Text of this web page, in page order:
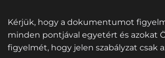
Kérjük, hogy a dokumentumot
minden pontjával egyetért és azokat
figyelmét, hogy jelen szabályzat csak